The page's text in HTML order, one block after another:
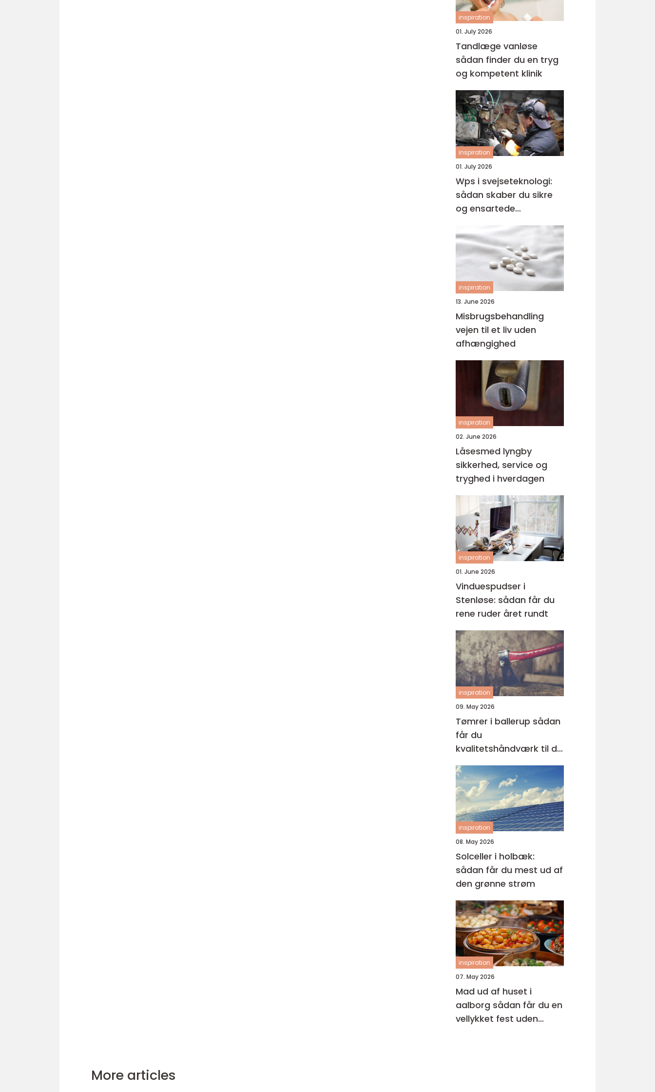
inspiration
01. July 2026
Tandlæge vanløse
sådan finder du en tryg
og kompetent klinik
inspiration
01. July 2026
Wps i svejseteknologi:
sådan skaber du sikre
og ensartede
inspiration
13. June 2026
Misbrugsbehandling
vejen til et liv uden
afhængighed
inspiration
02. June 2026
Låsesmed lyngby
sikkerhed, service og
tryghed i hverdagen
inspiration
01. June 2026
Vinduespudser i
Stenløse: sådan får du
rene ruder året rundt
inspiration
09. May 2026
Tømrer i ballerup sådan
får du
kvalitetshåndværk til dit
næste projekt
inspiration
08. May 2026
Solceller i holbæk:
sådan får du mest ud af
den grønne strøm
inspiration
07. May 2026
Mad ud af huset i
aalborg sådan får du en
vellykket fest uden
More articles